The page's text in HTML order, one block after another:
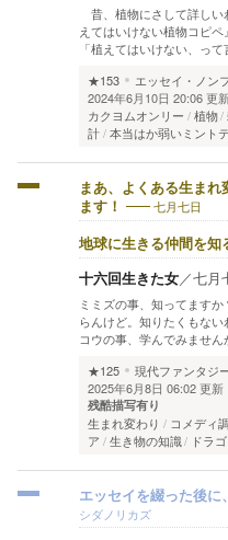
昔、植物にさして詳しい
えてはいけない植物コピ
「植えてはいけない、っ
★153
エッセイ・ノン
2024年6月10日 20:06 更
カクヨムオンリー
植物
計 本当はか弱いミント
まあ、よくある生ま
ます！
七月七日
地球に生きる仲間を知
十六回生きた女／七月
ミミズの事、知ってます
らんけど。知りたくもな
コウの事、学んでみませ
★125
現代ファンタジ
2025年6月8日 06:02 更新
残酷描写有り
生まれ変わり コメディ
ア
生き物の知識 ドラ
エッセイを綴った後に
シダノリカズ